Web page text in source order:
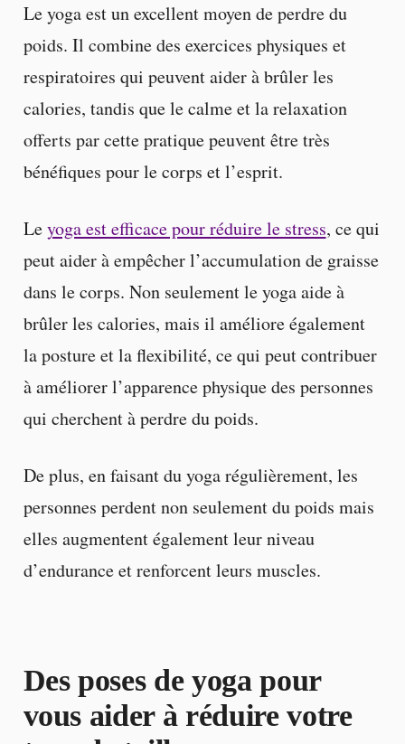
Le yoga est un excellent moyen de perdre du
poids. Il combine des exercices physiques et
respiratoires qui peuvent aider à brûler les
calories, tandis que le calme et la relaxation
offerts par cette pratique peuvent être très
bénéfiques pour le corps et l’esprit.
Leyoga est efficace pour réduire le stress, ce qui
peut aider à empêcher l’accumulation de graisse
dans le corps. Non seulement le yoga aide à
brûler les calories, mais il améliore également
la posture et la flexibilité, ce qui peut contribuer
à améliorer l’apparence physique des personnes
qui cherchent à perdre du poids.
De plus, en faisant du yoga régulièrement, les
personnes perdent non seulement du poids mais
elles augmentent également leur niveau
d’endurance et renforcent leurs muscles.
Des poses de yoga pour
vous aider à réduire votre